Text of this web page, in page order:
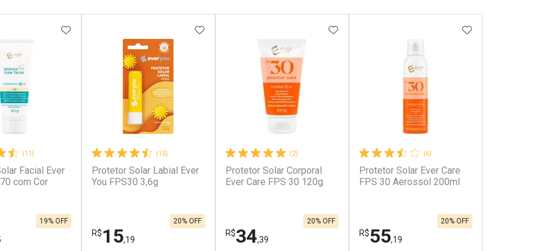
FAVORITOS
(11)
Facial Ever
com Cor
19% OFF
ADICIONAR AOS FAVORITOS
(15)
Protetor Solar Labial Ever
You FPS30 3,6g
R$15,19
20% OFF
ADICIONAR AOS FAVORITOS
(2)
Protetor Solar Corporal
Ever Care FPS 30 120g
R$34,39
20% OFF
ADICIONAR AOS FAVORITOS
(6)
Protetor Solar Ever Care
FPS 30 Aerossol 200ml
R$55,19
20% OFF
ADICIONAR AOS